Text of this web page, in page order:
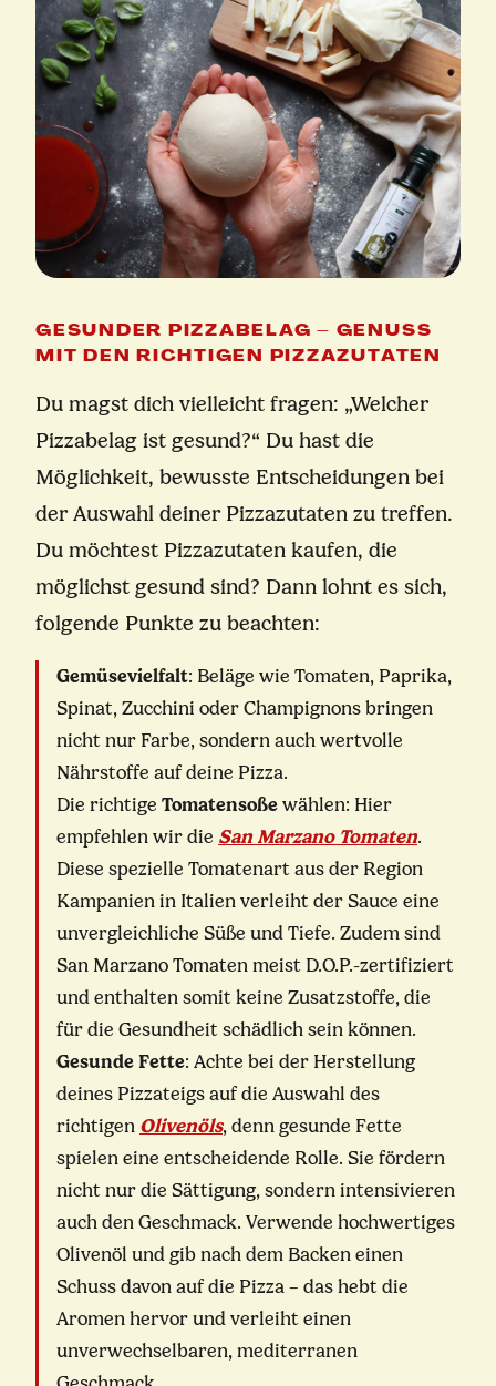
GESUNDER PIZZABELAG – GENUSS
MIT DEN RICHTIGEN PIZZAZUTATEN
Du magst dich vielleicht fragen: „Welcher
Pizzabelag ist gesund?“ Du hast die
Möglichkeit, bewusste Entscheidungen bei
der Auswahl deiner Pizzazutaten zu treffen.
Du möchtest Pizzazutaten kaufen, die
möglichst gesund sind? Dann lohnt es sich,
folgende Punkte zu beachten:
Gemüsevielfalt: Beläge wie Tomaten, Paprika,
Spinat, Zucchini oder Champignons bringen
nicht nur Farbe, sondern auch wertvolle
Nährstoffe auf deine Pizza.
Die richtige Tomatensoßewählen: Hier
empfehlen wir die San Marzano Tomaten.
Diese spezielle Tomatenart aus der Region
Kampanien in Italien verleiht der Sauce eine
unvergleichliche Süße und Tiefe. Zudem sind
San Marzano Tomaten meist D.O.P.-zertifiziert
und enthalten somit keine Zusatzstoffe, die
für die Gesundheit schädlich sein können.
Gesunde Fette: Achte bei der Herstellung
deines Pizzateigs auf die Auswahl des
richtigen Olivenöls, denn gesunde Fette
spielen eine entscheidende Rolle. Sie fördern
nicht nur die Sättigung, sondern intensivieren
auch den Geschmack. Verwende hochwertiges
Olivenöl und gib nach dem Backen einen
Schuss davon auf die Pizza – das hebt die
Aromen hervor und verleiht einen
unverwechselbaren, mediterranen